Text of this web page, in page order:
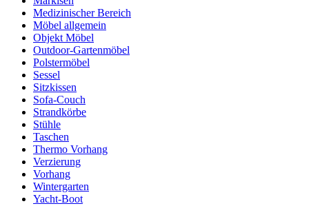
Medizinischer Bereich
Möbel allgemein
Objekt Möbel
Outdoor-Gartenmöbel
Polstermöbel
Sessel
Sitzkissen
Sofa-Couch
Strandkörbe
Stühle
Taschen
Thermo Vorhang
Verzierung
Vorhang
Wintergarten
Yacht-Boot